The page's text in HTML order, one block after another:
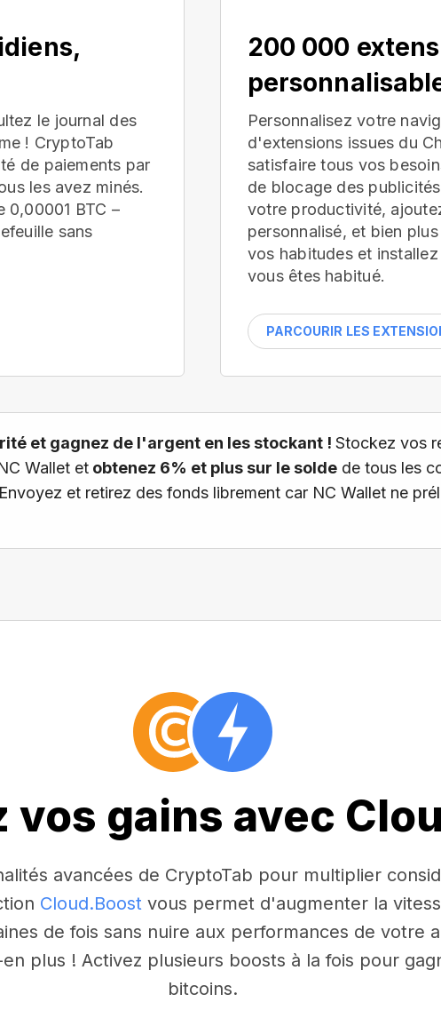
le journal des
! CryptoTab
de paiements par
les avez minés.
0,00001 BTC –
sans
200 000
Personnalisez votre
d'extensions issues du
satisfaire tous vos
de blocage des
votre productivité,
personnalisé, et bien
vos habitudes et
vous êtes habitué.
PARCOURIR LES
et gagnez de l'argent en les stockant ! Stockez vos
Wallet et obtenez 6% et plus sur le solde de tous les
et retirez des fonds librement car NC Wallet ne
gains avec
avancées de CryptoTab pour multiplier
Cloud.Boost vous permet d'augmenter la
de fois sans nuire aux performances de votre
plus ! Activez plusieurs boosts à la fois pour
bitcoins.